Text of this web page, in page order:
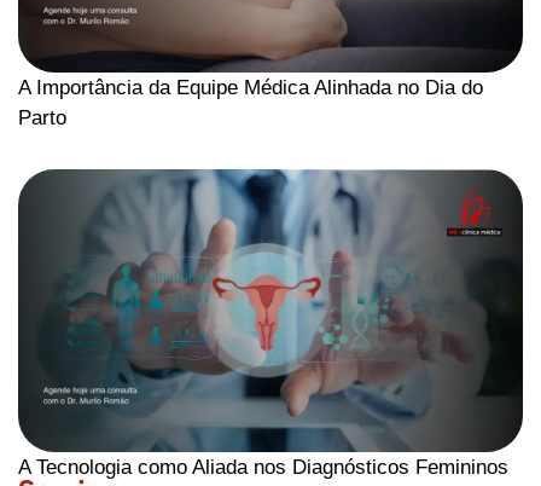
A Importância da Equipe Médica Alinhada no Dia do
Parto
A Tecnologia como Aliada nos Diagnósticos Femininos